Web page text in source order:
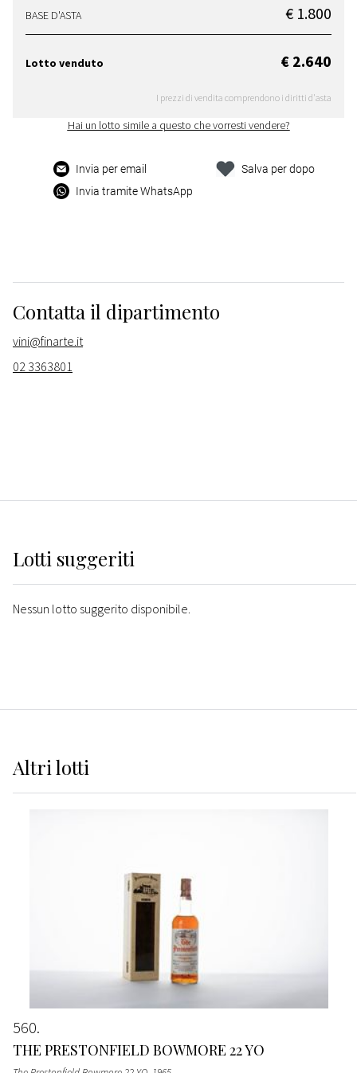
BASE D'ASTA € 1.800
Lotto venduto € 2.640
I prezzi di vendita comprendono i diritti d'asta
Hai un lotto simile a questo che vorresti vendere?
Invia per email
Invia tramite WhatsApp
Salva per dopo
Contatta il dipartimento
vini@finarte.it
02 3363801
Lotti suggeriti
Nessun lotto suggerito disponibile.
Altrilotti
560
THE PRESTONFIELD BOWMORE 22 YO